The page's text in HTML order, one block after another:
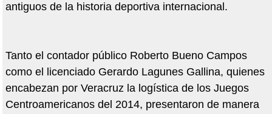
antiguos de la historia deportiva internacional.
Tanto el contador público Roberto Bueno Campos
como el licenciado Gerardo Lagunes Gallina, quienes
encabezan por Veracruz la logística de los Juegos
Centroamericanos del 2014, presentaron de manera